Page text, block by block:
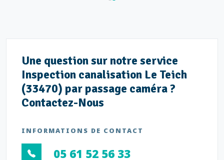
Une question sur notre service
Inspection canalisation Le Teich
(33470) par passage caméra ?
Contactez-Nous
INFORMATIONS DE CONTACT
05 61 52 56 33